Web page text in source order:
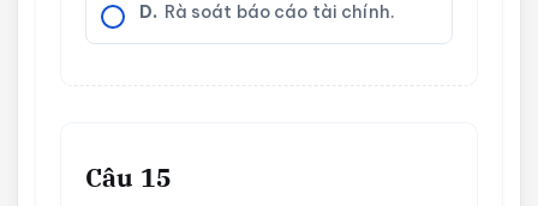
D. Rà soát báo cáo tài chính.
Câu 15